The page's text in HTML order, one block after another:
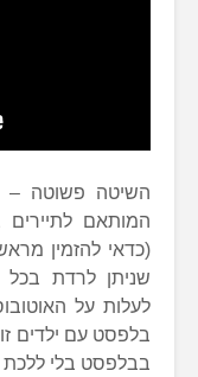
השיטה פשוטה –
המותאם לתיירים
(כדאי להזמין
שניתן לרדת בכל
לעלות על
בלפסט עם ילדים
בבלפסט בלי ללכת